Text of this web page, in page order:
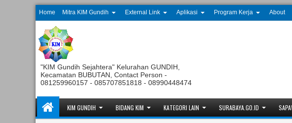
Home Mitra KIM Gundih External Link Aplikasi Program Kerja About
"KIM Gundih Sejahtera" Kelurahan GUNDIH,
Kecamatan BUBUTAN, Contact Person -
081259960157 - 085707851818 - 08990448474
KIM GUNDIH BIDANG KIM KATEGORI LAIN SURABAYA.GO.ID